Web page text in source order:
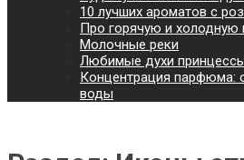
10 лучших ароматов с
Про горячую и холодную
Молочные реки
Любимые духи
Концентрация парфюма:
воды